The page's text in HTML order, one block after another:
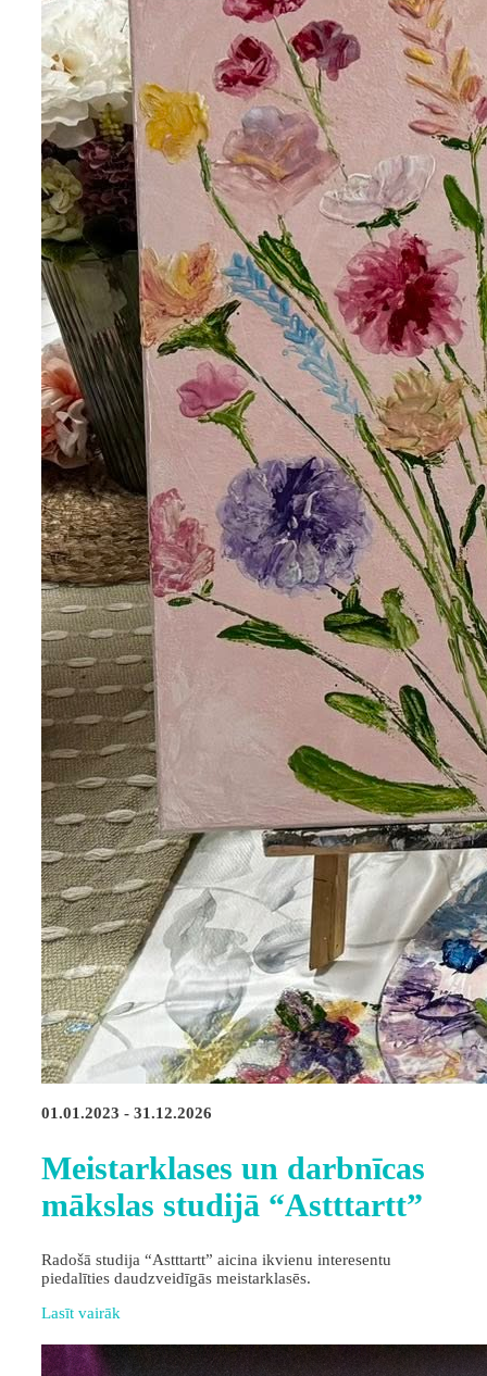
01.01.2023 - 31.12.2026
Meistarklases un darbnīcas
mākslas studijā “Astttartt”
Radošā studija “Astttartt” aicina ikvienu interesentu
piedalīties daudzveidīgās meistarklasēs.
Lasīt vairāk